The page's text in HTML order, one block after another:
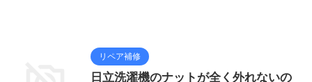
リペア補修
日立洗濯機のナットが全く外れないの